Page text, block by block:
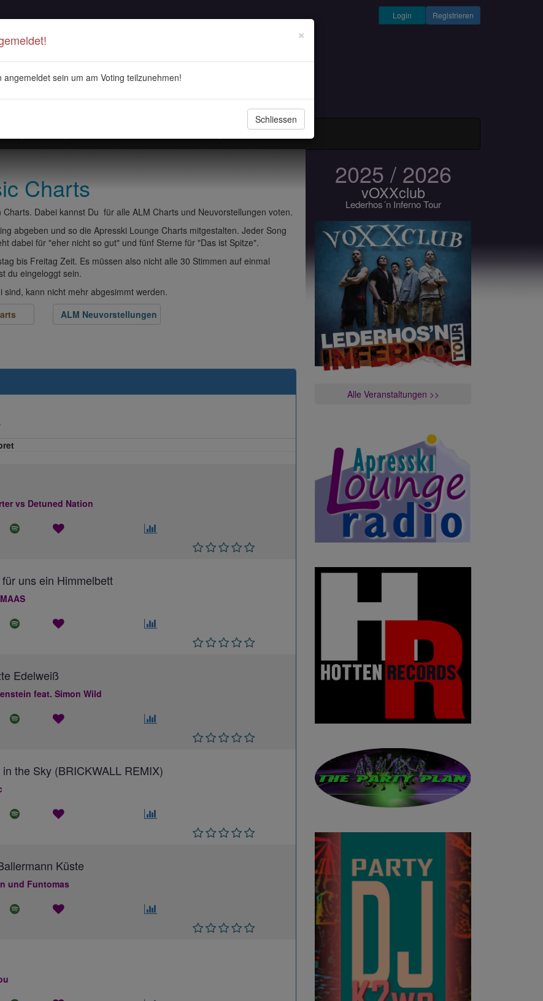
Registrieren
Login
Charts
Dabei kannst Du für alle ALM Charts und Neuvorstellungen voten.
abgeben und so die Apresski Lounge Charts mitgestalten. Jeder Song
dabei für "eher nicht so gut" und fünf Sterne für "Das ist Spitze".
bis Freitag Zeit. Es müssen also nicht alle 30 Stimmen auf einmal
du eingeloggt sein.
kann nicht mehr abgesimmt werden.
ALM Neuvorstellungen
×
angemeldet sein um am Voting teilzunehmen!
Schliessen
vs Detuned Nation
uns ein Himmelbett
Edelweiß
feat. Simon Wild
in the Sky (BRICKWALL REMIX)
Küste
und Funtomas
2025 / 2026
vOXXclub
Lederhos´n Inferno Tour
Alle Veranstaltungen >>